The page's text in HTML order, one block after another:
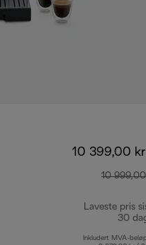
10 399,00 kr
10
Laveste pris
30
Inkludert MVA-